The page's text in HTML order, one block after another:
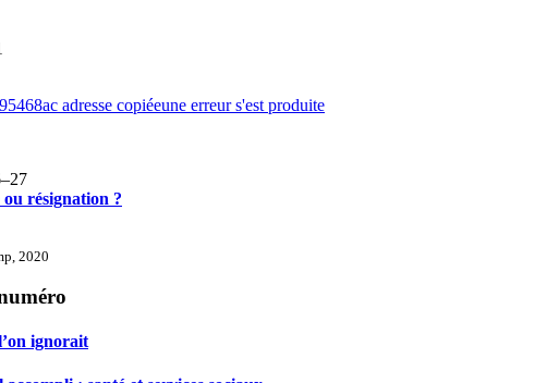
adresse copiéeune erreur s'est produite
ou résignation ?
2020
ignorait